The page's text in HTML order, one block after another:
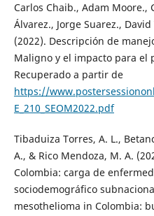
Carlos Chaib., Adam Moore.,
Álvarez., Jorge Suarez.,
(2022). Descripción de
Maligno y el impacto para el
Recuperado a partir de
https://
E_210_SEOM2022.pdf
Tibaduiza Torres, A. L.,
A., & Rico Mendoza, M. A.
Colombia: carga de
sociodemográfico
mesothelioma in Colombia: